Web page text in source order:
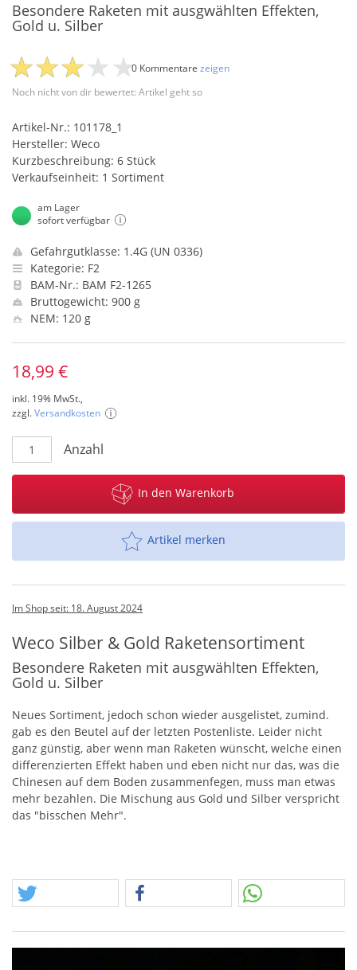
Besondere Raketen mit ausgwählten Effekten,
Gold u. Silber
Noch nicht von dir bewertet: Artikel geht so
0 Kommentare zeigen
Artikel-Nr.: 101178_1
Hersteller: Weco
Kurzbeschreibung: 6 Stück
Verkaufseinheit: 1 Sortiment
am Lager
sofort verfügbar
Gefahrgutklasse: 1.4G (UN 0336)
Kategorie: F2
BAM-Nr.: BAM F2-1265
Bruttogewicht: 900 g
NEM: 120 g
18,99 €
inkl. 19% MwSt.,
zzgl.Versandkosten
Anzahl
In den Warenkorb
Artikel merken
Im Shop seit: 18. August 2024
Weco Silber & Gold Raketensortiment
Besondere Raketen mit ausgwählten Effekten,
Gold u. Silber
Neues Sortiment, jedoch schon wieder ausgelistet, zumind.
gab es den Beutel auf der letzten Postenliste. Leider nicht
ganz günstig, aber wenn man Raketen wünscht, welche einen
differenzierten Effekt haben und eben nicht nur das, was die
Chinesen auf dem Boden zusammenfegen, muss man etwas
mehr bezahlen. Die Mischung aus Gold und Silber verspricht
das "bisschen Mehr".